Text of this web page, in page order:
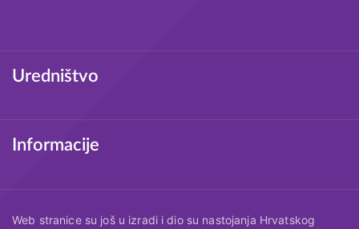
Uredništvo
Informacije
Web stranice su još u izradi i dio su nastojanja Hrvatskog